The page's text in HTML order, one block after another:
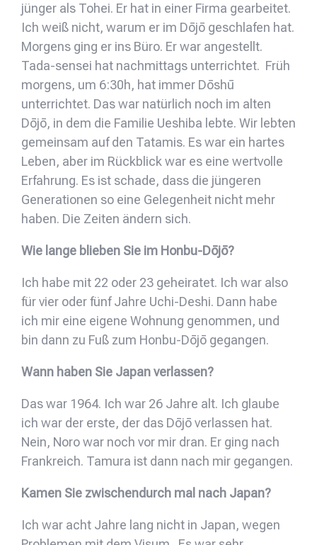
jünger als Tohei. Er hat in einer Firma gearbeitet.
Ich weiß nicht, warum er im Dōjō geschlafen hat.
Morgens ging er ins Büro. Er war angestellt.
Tada-sensei hat nachmittags unterrichtet. Früh
morgens, um 6:30h, hat immer Dōshū
unterrichtet. Das war natürlich noch im alten
Dōjō, in dem die Familie Ueshiba lebte. Wir lebten
gemeinsam auf den Tatamis. Es war ein hartes
Leben, aber im Rückblick war es eine wertvolle
Erfahrung. Es ist schade, dass die jüngeren
Generationen so eine Gelegenheit nicht mehr
haben. Die Zeiten ändern sich.
Wie lange blieben Sie im Honbu-Dōjō?
Ich habe mit 22 oder 23 geheiratet. Ich war also
für vier oder fünf Jahre Uchi-Deshi. Dann habe
ich mir eine eigene Wohnung genommen, und
bin dann zu Fuß zum Honbu-Dōjō gegangen.
Wann haben Sie Japan verlassen?
Das war 1964. Ich war 26 Jahre alt. Ich glaube
ich war der erste, der das Dōjō verlassen hat.
Nein, Noro war noch vor mir dran. Er ging nach
Frankreich. Tamura ist dann nach mir gegangen.
Kamen Sie zwischendurch mal nach Japan?
Ich war acht Jahre lang nicht in Japan, wegen